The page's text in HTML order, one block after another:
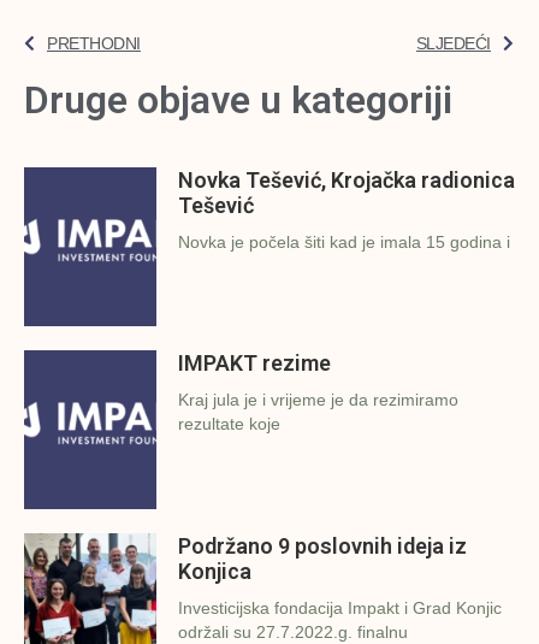
PRETHODNI SLJEDEĆI
Druge objave u kategoriji
Novka Tešević, Krojačka radionica
Tešević
Novka je počela šiti kad je imala 15 godina i
IMPAKT rezime
Kraj jula je i vrijeme je da rezimiramo
rezultate koje
Podržano 9 poslovnih ideja iz
Konjica
Investicijska fondacija Impakt i Grad Konjic
održali su 27.7.2022.g. finalnu